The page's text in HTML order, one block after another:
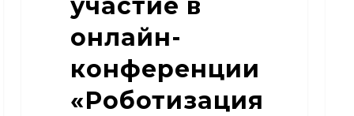
участие в
онлайн-
конференции
«Роботизация